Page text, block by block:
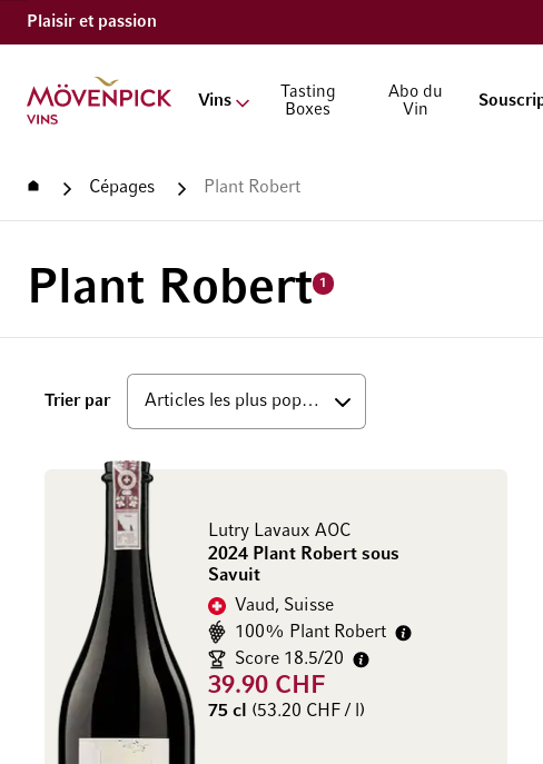
Plaisir et passion
Aller à la page d'accueil
Vins
Tasting
Boxes
Abo du
Vin
Accueil Cépages Plant Robert
Plant Robert 1
Trier parhaut
Lutry Lavaux AOC
2024 Plant Robert sous
Savuit
Vaud, Suisse
100% Plant Robert
Score 18.5/20
39.90 CHF
75 cl (53.20 CHF / l)